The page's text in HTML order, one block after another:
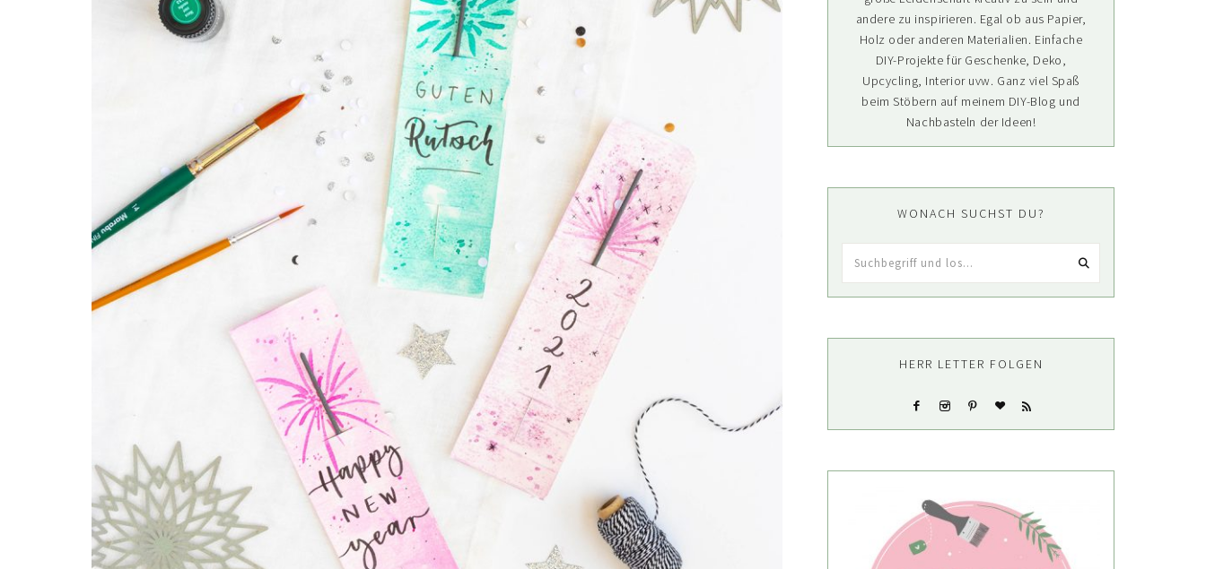
andere zu inspirieren. Egal ob aus Papier,
Holz oder anderen Materialien. Einfache
DIY-Projekte für Geschenke, Deko,
Upcycling, Interior uvw. Ganz viel Spaß
beim Stöbern auf meinem DIY-Blog und
Nachbasteln der Ideen!
WONACH SUCHST DU?
los...
HERR LETTER FOLGEN